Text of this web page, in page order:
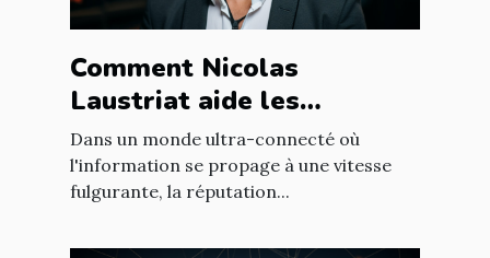
Comment Nicolas
Laustriat aide les
entreprises à améliorer
leur e-réputation
Dans un monde ultra-connecté où
l'information se propage à une vitesse
fulgurante, la réputation...